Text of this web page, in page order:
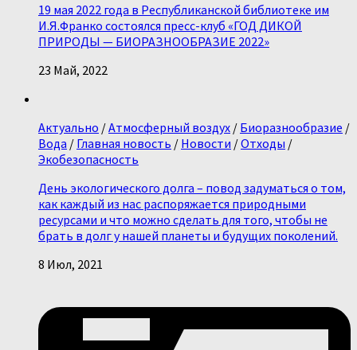
19 мая 2022 года в Республиканской библиотеке им
И.Я.Франко состоялся пресс-клуб «ГОД ДИКОЙ
ПРИРОДЫ — БИОРАЗНООБРАЗИЕ 2022»
23 Май, 2022
Актуально /Атмосферный воздух / Биоразнообразие /
Вода / Главная новость / Новости /Отходы /
Экобезопасность
День экологического долга – повод задуматься о том,
как каждый из нас распоряжается природными
ресурсами и что можно сделать для того, чтобы не
брать в долг у нашей планеты и будущих поколений.
8 Июл, 2021